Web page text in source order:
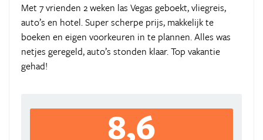
Met 7 vrienden 2 weken las Vegas geboekt, vliegreis,
auto’s en hotel. Super scherpe prijs, makkelijk te
boeken en eigen voorkeuren in te plannen. Alles was
netjes geregeld, auto’s stonden klaar. Top vakantie
gehad!
8,6